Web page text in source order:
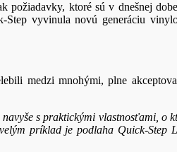
ktoré sú v dnešnej
vyvinula novú generáciu
medzi mnohými, plne
s praktickými vlastnosťami, o
príklad je podlaha Quick-Step